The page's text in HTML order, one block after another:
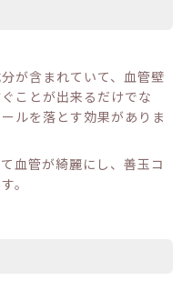
が含まれていて、血管壁
ことが出来るだけでな
ルを落とす効果がありま
血管が綺麗にし、善玉コ
。